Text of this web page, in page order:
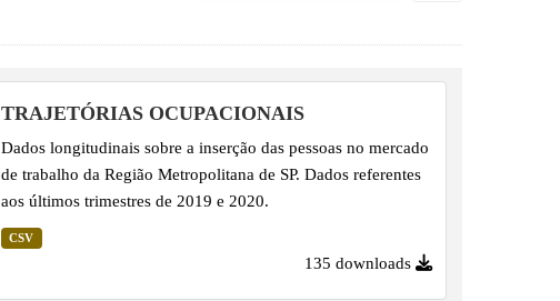
TRAJETÓRIAS OCUPACIONAIS
Dados longitudinais sobre a inserção das pessoas no mercado
de trabalho da Região Metropolitana de SP. Dados referentes
aos últimos trimestres de 2019 e 2020.
CSV
135 downloads